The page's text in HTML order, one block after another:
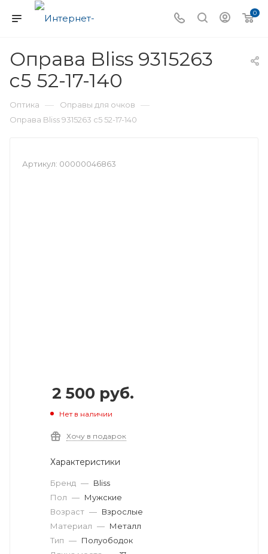
0
Оправа Bliss 9315263
c5 52-17-140
Оптика — Оправы для очков —
Оправа Bliss 9315263 c5 52-17-140
Артикул: 00000046863
2 500 руб.
Нет в наличии
Хочу в подарок
Характеристики
Бренд — Bliss
Пол — Мужские
Возраст — Взрослые
Материал — Металл
Тип — Полуободок